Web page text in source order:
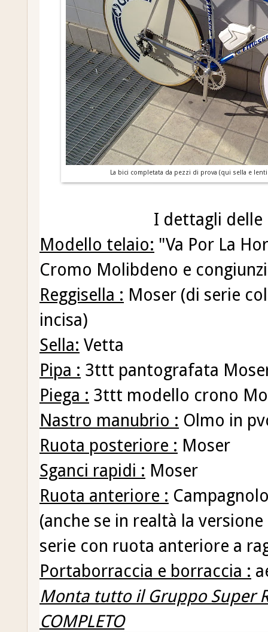
La bici completata da pezzi di prova (qui sella e
I dettagli
Modello telaio: "Va Por La
Cromo Molibdeno e
Reggisella : Moser (di serie
incisa)
Sella: Vetta
Pipa : 3ttt pantografata
Piega : 3ttt modello crono
Nastro manubrio : Olmo in
Ruota posteriore : Moser
Sganci rapidi : Moser
Ruota anteriore :
(anche se in realtà la
serie con ruota anteriore a
Portaborraccia e borraccia :
Monta tutto il Gruppo Super
COMPLETO